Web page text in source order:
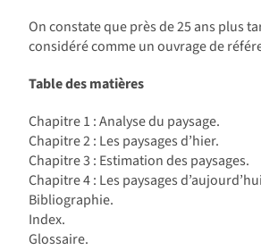
On constate que près de 25 ans plus
considéré comme un ouvrage de
Table des matières
Chapitre 1 : Analyse du paysage.
Chapitre 2 : Les paysages d’hier.
Chapitre 3 : Estimation des paysages.
Chapitre 4 : Les paysages
Bibliographie.
Index.
Glossaire.